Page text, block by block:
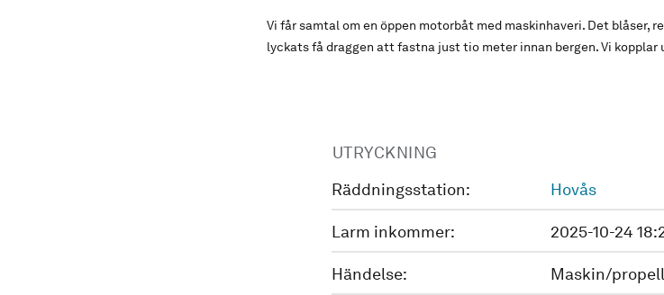
Vi får samtal om en öppen motorbåt med maskinhaveri. Det blåser,
lyckats få draggen att fastna just tio meter innan bergen. Vi kopplar
UTRYCKNING
Räddningsstation:
Hovås
Larm inkommer: 2025-10-24
Händelse: Maskin/